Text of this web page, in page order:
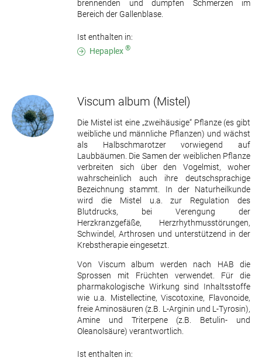
brennenden und dumpfen Schmerzen im
Bereich der Gallenblase.
Ist enthalten in:
Hepaplex ®
Viscum album (Mistel)
Die Mistel ist eine „zweihäusige“ Pflanze (es gibt
weibliche und männliche Pflanzen) und wächst
als Halbschmarotzer vorwiegend auf
Laubbäumen. Die Samen der weiblichen Pflanze
verbreiten sich über den Vogelmist, woher
wahrscheinlich auch ihre deutschsprachige
Bezeichnung stammt. In der Naturheilkunde
wird die Mistel u.a. zur Regulation des
Blutdrucks, bei Verengung der
Herzkranzgefäße, Herzrhythmusstörungen,
Schwindel, Arthrosen und unterstützend in der
Krebstherapie eingesetzt.
Von Viscum album werden nach HAB die
Sprossen mit Früchten verwendet. Für die
pharmakologische Wirkung sind Inhaltsstoffe
wie u.a. Mistellectine, Viscotoxine, Flavonoide,
freie Aminosäuren (z.B. L-Arginin und L-Tyrosin),
Amine und Triterpene (z.B. Betulin- und
Oleanolsäure) verantwortlich.
Ist enthalten in: